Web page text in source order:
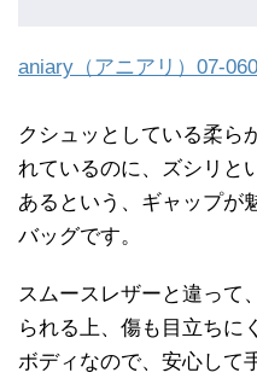
aniary（アニアリ）07-
クシュッとしている柔ら
れているのに、ズシリと
あるという、ギャップが
バッグです。
スムースレザーと違って
られる上、傷も目立ちに
ボディなので、安心して